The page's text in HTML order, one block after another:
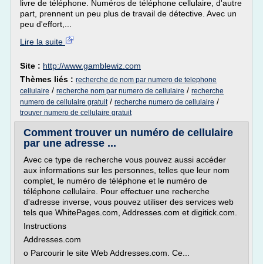
livre de téléphone. Numéros de téléphone cellulaire, d'autre
part, prennent un peu plus de travail de détective. Avec un
peu d'effort,...
Lire la suite
Site : http://www.gamblewiz.com
Thèmes liés : recherche de nom par numero de telephone
cellulaire / recherche nom par numero de cellulaire / recherche
numero de cellulaire gratuit/ recherche numero de cellulaire /
trouver numero de cellulaire gratuit
Comment trouver un numéro de cellulaire
par une adresse ...
Avec ce type de recherche vous pouvez aussi accéder
aux informations sur les personnes, telles que leur nom
complet, le numéro de téléphone et le numéro de
téléphone cellulaire. Pour effectuer une recherche
d'adresse inverse, vous pouvez utiliser des services web
tels que WhitePages.com, Addresses.com et digitick.com.
Instructions
Addresses.com
o Parcourir le site Web Addresses.com. Ce...